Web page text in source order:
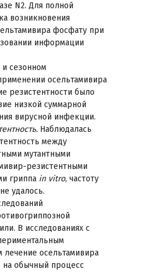
N2. Для полной
возникновения
фосфату при
информации
и сезонном
осельтамивира
резистентности было
низкой суммарной
вирусной инфекции.
Наблюдалась
между
мутантными
резистентными
гриппа in vitro, частоту
удалось.
В исследованиях с
осельтамивира
обычный процесс